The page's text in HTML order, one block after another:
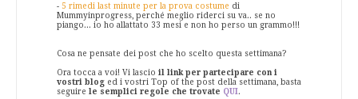
- 5 rimedi last minute per la prova costume di
Mummyinprogress, perché meglio riderci su va.. se no
piango... io ho allattato 33 mesi e non ho perso un grammo!!!
Cosa ne pensate dei post che ho scelto questa settimana?
Ora tocca a voi! Vi lascio il link per partecipare con i
vostri blog ed i vostri Top of the post della settimana, basta
seguire le semplici regole che trovate QUI.